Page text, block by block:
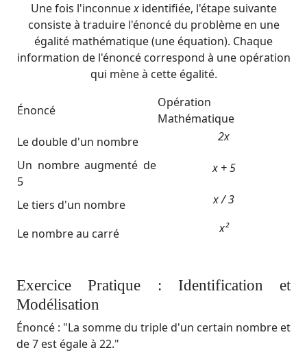
Une fois l'inconnuexidentifiée, l'étape suivante
consiste à traduire l'énoncé du problème en une
égalité mathématique (une équation). Chaque
information de l'énoncé correspond à une opération
qui mène à cette égalité.
Énoncé
Opération
Mathématique
Le double d'un nombre
2x
Un nombre augmenté de
5
x + 5
Le tiers d'un nombre x / 3​
Le nombre au carré x²
Exercice Pratique : Identification et
Modélisation
Énoncé : "La somme du triple d'un certain nombre et
de 7 est égale à 22."